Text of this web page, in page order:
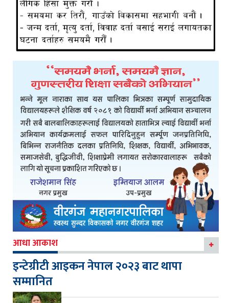
आधा आकाश
इन्टेग्रीटी आइकन नेपाल २०२३ बाट थापा
सम्मानित